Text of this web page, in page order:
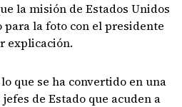
la misión de Estados Unidos
la foto con el presidente
explicación.
que se ha convertido en una
de Estado que acuden a